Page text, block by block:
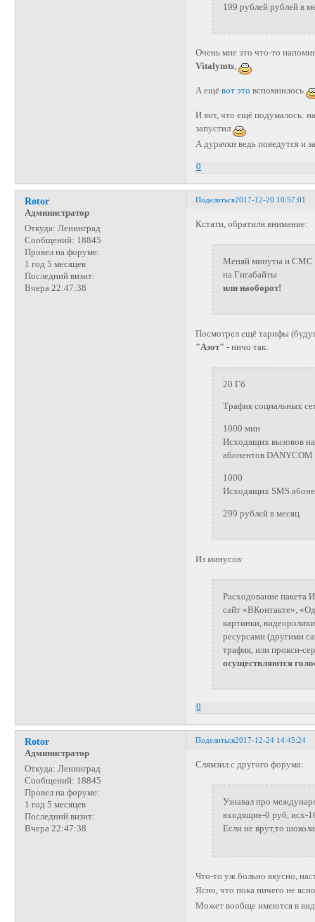
199 рублей рублей в
Очень мне это что-то
Vitalymts,
А ещёвот это вспомнилось
И вот, что ещё подумалось:
запустил
А дурачки ведь поведутся и
0
Поделиться2017-12-20 10:57:01
Rotor
Администратор
Откуда: Ленинград
Сообщений: 18845
Провел на форуме:
1 год 5 месяцев
Последний визит:
Вчера 22:47:38
Кстати, обратили внимание:
Меняй минуты и СМС
на Гигабайты
или наоборот!
Посмотрел ещё тарифы
"Азот" - ничо так:
20 Гб
Трафик социальных
1000 мин
Исходящих вызовов
абонентов DANYCOM
1000
Исходящих SMS
299 рублей в месяц
Из минусов:
Расходование пакета
сайт «ВКонтакте»,
картинки,
ресурсами (другими
трафик, или прокси-
осуществляются
0
Поделиться2017-12-24 14:45:24
Rotor
Администратор
Откуда: Ленинград
Сообщений: 18845
Провел на форуме:
1 год 5 месяцев
Последний визит:
Вчера 22:47:38
Слямзил с другого форума:
Узнавал про
входящие-0 руб, исх-
Если не врут,то
Что-то уж больно вкусно,
Ясно, что пока ничего не
Может вообще имеются в